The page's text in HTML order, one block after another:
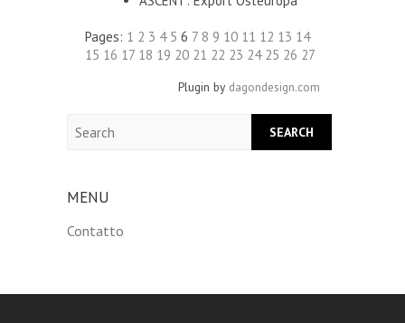
Pages: 1 2 3 4 5 6 7 8 9 10 11 12 13 14
15 16 17 18 19 20 21 22 23 24 25 26 27
Plugin by dagondesign.com
MENU
Contatto